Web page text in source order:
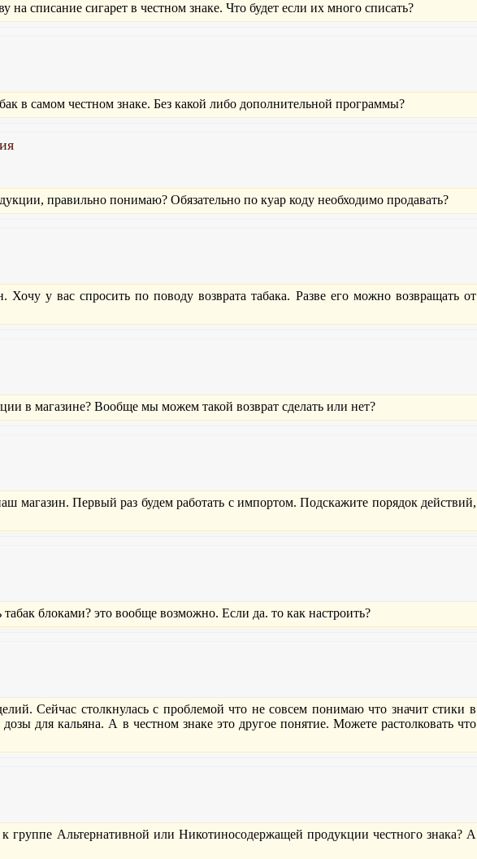
на списание сигарет в честном знаке. Что будет если их много списать?
в самом честном знаке. Без какой либо дополнительной программы?
правильно понимаю? Обязательно по куар коду необходимо продавать?
Хочу у вас спросить по поводу возврата табака. Разве его можно возвращать от
в магазине? Вообще мы можем такой возврат сделать или нет?
магазин. Первый раз будем работать с импортом. Подскажите порядок действий,
блоками? это вообще возможно. Если да. то как настроить?
Сейчас столкнулась с проблемой что не совсем понимаю что значит стики в
для кальяна. А в честном знаке это другое понятие. Можете растолковать что
группе Альтернативной или Никотиносодержащей продукции честного знака? А